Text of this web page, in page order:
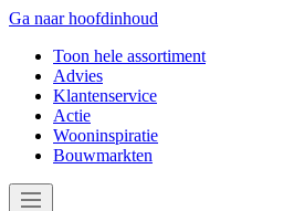
Ga naar hoofdinhoud
Toon hele assortiment
Advies
Klantenservice
Actie
Wooninspiratie
Bouwmarkten